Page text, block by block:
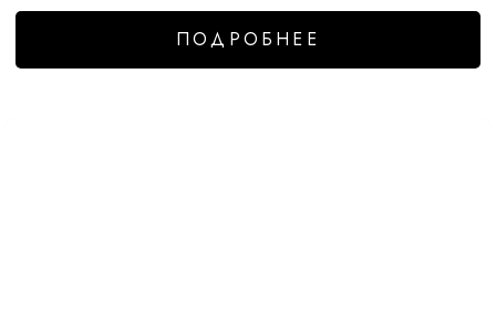
ПОДРОБНЕЕ